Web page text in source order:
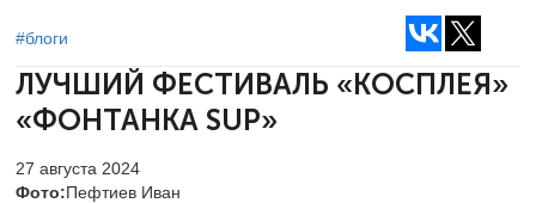
#блоги
ЛУЧШИЙ ФЕСТИВАЛЬ «КОСПЛЕЯ»
«ФОНТАНКА SUP»
27 августа 2024
Фото:Пефтиев Иван